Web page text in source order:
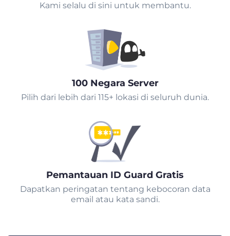
Kami selalu di sini untuk membantu.
100 Negara Server
Pilih dari lebih dari 115+ lokasi di seluruh dunia.
Pemantauan ID Guard Gratis
Dapatkan peringatan tentang kebocoran data
email atau kata sandi.